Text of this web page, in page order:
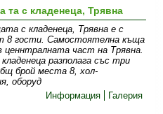
та с кладенеца, Трявна
с кладенеца, Трявна е с
8 гости. Самостоятелна къща
ценнтралната част на Трявна.
разполага със три
брой места 8, хол-
оборуд
Информация
Галерия